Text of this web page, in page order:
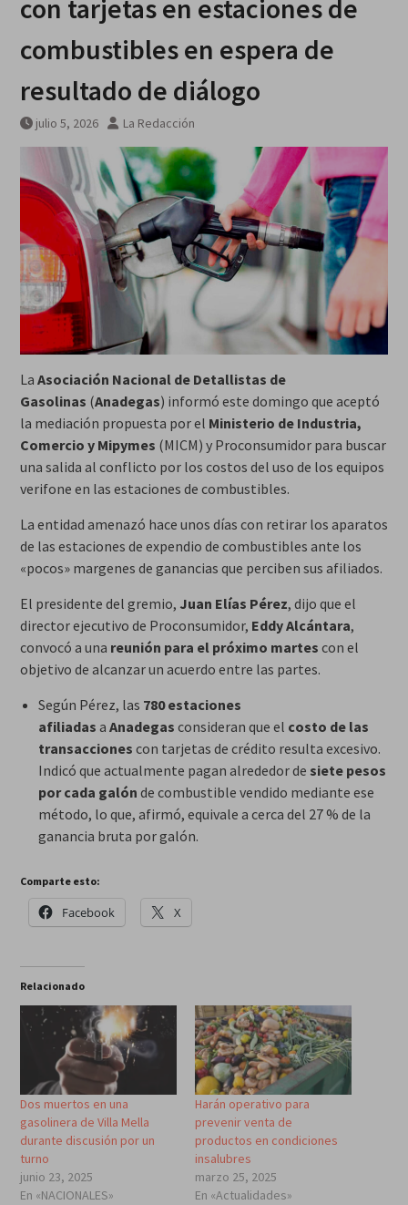
Breves del mundo, viernes 7 de
con tarjetas en estaciones de
combustibles en espera de
resultado de diálogo
julio 5, 2026 La Redacción
La Asociación Nacional de Detallistas de
Gasolinas (Anadegas) informó este domingo que aceptó
la mediación propuesta por el Ministerio de Industria,
Comercio y Mipymes (MICM) y Proconsumidor para buscar
una salida al conflicto por los costos del uso de los equipos
verifone en las estaciones de combustibles.
La entidad amenazó hace unos días con retirar los aparatos
de las estaciones de expendio de combustibles ante los
«pocos» margenes de ganancias que perciben sus afiliados.
El presidente del gremio, Juan Elías Pérez, dijo que el
director ejecutivo de Proconsumidor, Eddy Alcántara,
convocó a una reunión para el próximo martes con el
objetivo de alcanzar un acuerdo entre las partes.
Según Pérez, las 780 estaciones
afiliadas a Anadegas consideran que el costo de las
transacciones con tarjetas de crédito resulta excesivo.
Indicó que actualmente pagan alrededor de siete pesos
por cada galón de combustible vendido mediante ese
método, lo que, afirmó, equivale a cerca del 27 % de la
ganancia bruta por galón.
Comparte esto:
Facebook X
Relacionado
Dos muertos en una
gasolinera de Villa Mella
durante discusión por un
turno
junio 23, 2025
En «NACIONALES»
Harán operativo para
prevenir venta de
productos en condiciones
insalubres
marzo 25, 2025
En «Actualidades»